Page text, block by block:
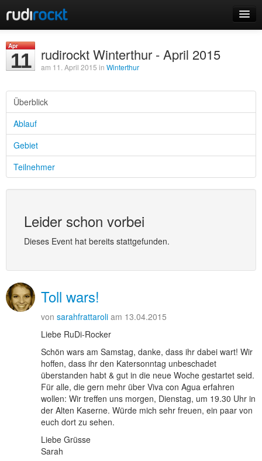
Events
Login
Registrieren
Apr
11 rudirockt Winterthur - April 2015
am 11. April 2015 in Winterthur
Überblick
Ablauf
Gebiet
Teilnehmer
Leider schon vorbei
Dieses Event hat bereits stattgefunden.
Toll wars!
von sarahfrattaroli am 13.04.2015
Liebe RuDi-Rocker
Schön wars am Samstag, danke, dass ihr dabei wart! Wir
hoffen, dass ihr den Katersonntag unbeschadet
überstanden habt & gut in die neue Woche gestartet seid.
Für alle, die gern mehr über Viva con Agua erfahren
wollen: Wir treffen uns morgen, Dienstag, um 19.30 Uhr in
der Alten Kaserne. Würde mich sehr freuen, ein paar von
euch dort zu sehen.
Liebe Grüsse
Sarah